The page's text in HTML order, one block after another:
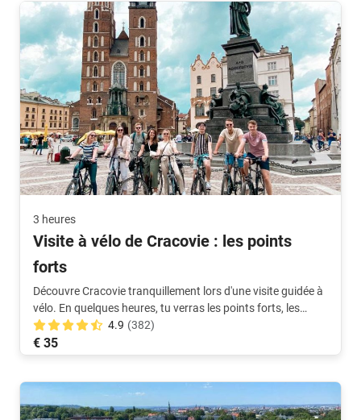
3 heures
Visite à vélo de Cracovie : les points
forts
Découvre Cracovie tranquillement lors d'une visite guidée à
vélo. En quelques heures, tu verras les points forts, les
endroits les plus agréables et où les habitants aiment se
retrouver.
4.9 (382)
€ 35